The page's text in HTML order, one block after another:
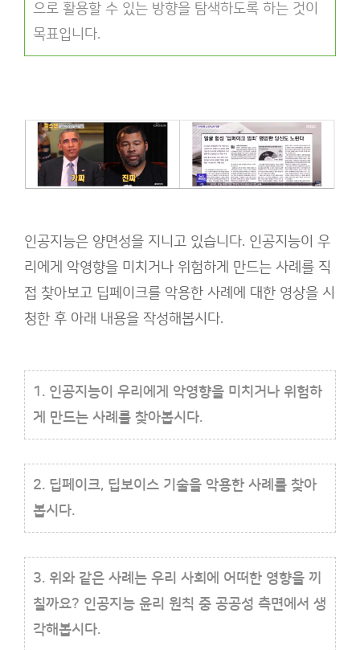
으로 활용할 수 있는 방향을 탐색하도록 하는 것이
목표입니다.
인공지능은 양면성을 지니고 있습니다. 인공지능이 우
리에게 악영향을 미치거나 위험하게 만드는 사례를 직
접 찾아보고 딥페이크를 악용한 사례에 대한 영상을 시
청한 후 아래 내용을 작성해봅시다.
1. 인공지능이 우리에게 악영향을 미치거나 위험하
게 만드는 사례를 찾아봅시다.
2. 딥페이크, 딥보이스 기술을 악용한 사례를 찾아
봅시다.
3. 위와 같은 사례는 우리 사회에 어떠한 영향을 끼
칠까요? 인공지능 윤리 원칙 중 공공성 측면에서 생
각해봅시다.